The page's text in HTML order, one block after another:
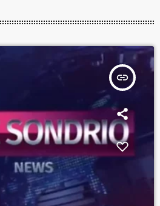
insert_link